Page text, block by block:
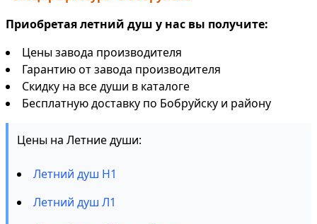
Приобретая летний душ у нас вы получите:
Цены завода производителя
Гарантию от завода производителя
Скидку на все души в каталоге
Бесплатную доставку по Бобруйску и району
Цены на Летние души:
Летний душ Н1
Летний душ Л1